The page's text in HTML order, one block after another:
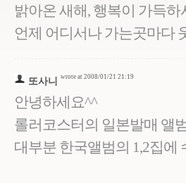
밝아온 새해, 행복이 가득하
언제 어디서나 가는곳마다
또사니 wrote at 2008/01/21 21:19
안녕하세요^^
롤러코스터의 일본발매 앨
대부분 한국앨범의 1,2집에